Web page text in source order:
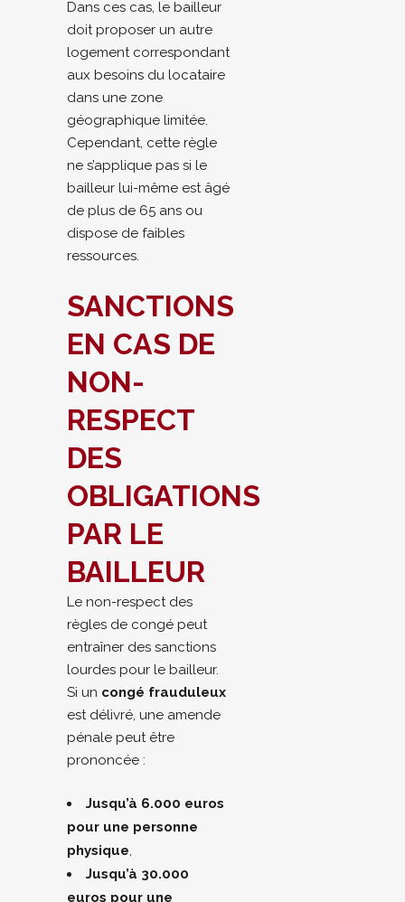
Dans ces cas, le bailleur
doit proposer un autre
logement correspondant
aux besoins du locataire
dans une zone
géographique limitée.
Cependant, cette règle
ne s’applique pas si le
bailleur lui-même est âgé
de plus de 65 ans ou
dispose de faibles
ressources.
SANCTIONS
EN CAS DE
NON-
RESPECT
DES
OBLIGATIONS
PAR LE
BAILLEUR
Le non-respect des
règles de congé peut
entraîner des sanctions
lourdes pour le bailleur.
Si un congé frauduleux
est délivré, une amende
pénale peut être
prononcée :
Jusqu’à 6.000 euros
pour une personne
physique,
Jusqu’à 30.000
euros pour une